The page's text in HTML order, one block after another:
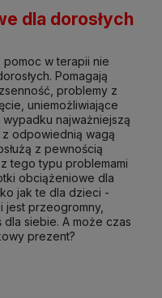
dla dorosłych
w terapii nie
Pomagają
problemy z
uniemożliwiające
najważniejszą
odpowiednią wagą
z pewnością
tego typu problemami
obciążeniowe dla
jak te dla dzieci -
jest przeogromny,
siebie. A może czas
prezent?